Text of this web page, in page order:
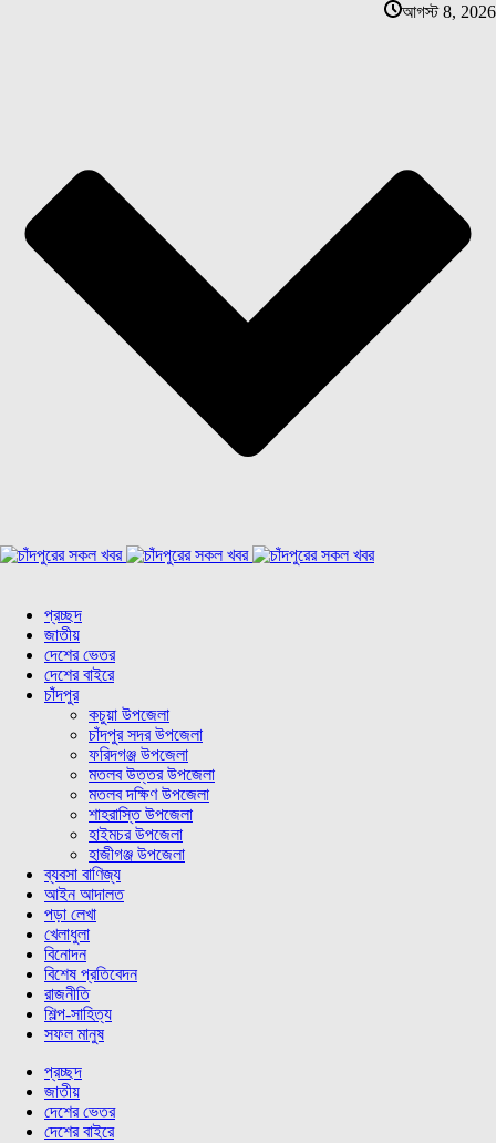
আগস্ট 8, 2026
প্রচ্ছদ
জাতীয়
দেশের ভেতর
দেশের বাইরে
চাঁদপুর
কচুয়া উপজেলা
চাঁদপুর সদর উপজেলা
ফরিদগঞ্জ উপজেলা
মতলব উত্তর উপজেলা
মতলব দক্ষিণ উপজেলা
শাহরাস্তি উপজেলা
হাইমচর উপজেলা
হাজীগঞ্জ উপজেলা
ব্যবসা বাণিজ্য
আইন আদালত
পড়া লেখা
খেলাধুলা
বিনোদন
বিশেষ প্রতিবেদন
রাজনীতি
শিল্প-সাহিত্য
সফল মানুষ
প্রচ্ছদ
জাতীয়
দেশের ভেতর
দেশের বাইরে